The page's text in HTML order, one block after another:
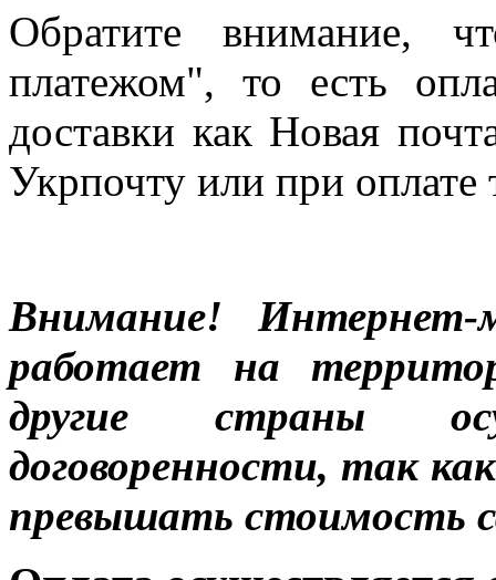
Обратите внимание,
платежом", то есть
доставки как Новая
Укрпочту или при оплате
Внимание! Интернет-
работает на
другие страны
договоренности, так
превышать стоимость